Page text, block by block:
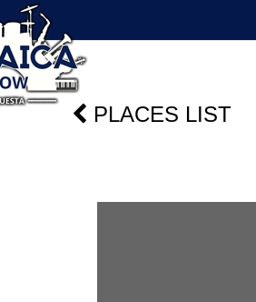
PLACES LIST